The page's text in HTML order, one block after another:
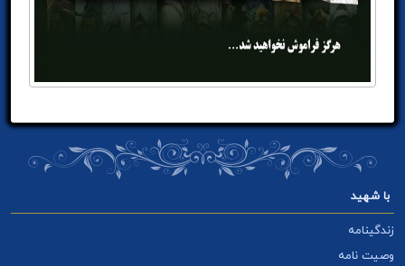
با شهید
زندگینامه
وصیت نامه